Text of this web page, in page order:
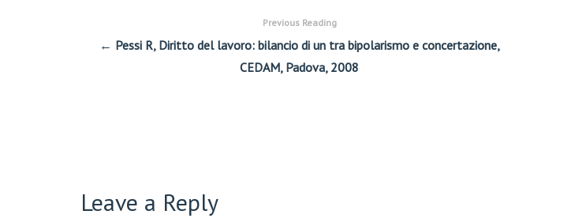
Previous Reading
← Pessi R, Diritto del lavoro: bilancio di un tra bipolarismo e concertazione,
CEDAM, Padova, 2008
Leave a Reply